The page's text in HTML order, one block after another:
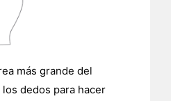
más grande del
dedos para hacer